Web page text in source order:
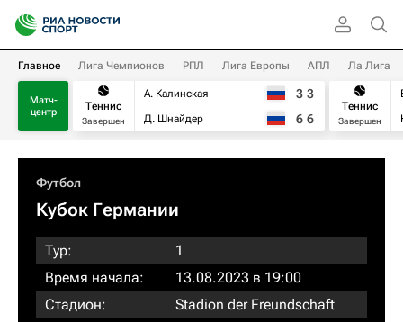
Главное Лига Чемпионов РПЛ Лига Европы АПЛ Ла Лига
Матч-
центр
Теннис
Завершен
А. Калинская
Д. Шнайдер
3 3
6 6
Теннис
Завершен
Футбол
Кубок Германии
Тур:
1
Время начала:
13.08.2023 в 19:00
Стадион:
Stadion der Freundschaft